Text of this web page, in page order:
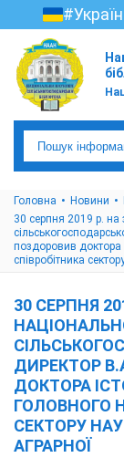
Головна Новини
30 серпня 2019 р. на
поздоровив доктора
співробітника
30 СЕРПНЯ
ДИРЕКТОР
ДОКТОРА
ГОЛОВНОГО
СЕКТОРУ
АГРАРНОЇ